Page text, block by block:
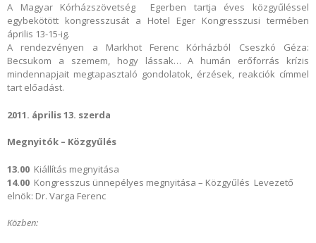
A Magyar Kórházszövetség Egerben tartja éves közgyűléssel
egybekötött kongresszusát a Hotel Eger Kongresszusi termében
április 13-15-ig.
A rendezvényen a Markhot Ferenc Kórházból Cseszkó Géza:
Becsukom a szemem, hogy lássak… A humán erőforrás krízis
mindennapjait megtapasztaló gondolatok, érzések, reakciók címmel
tart előadást.
2011. április 13. szerda
Megnyitók – Közgyűlés
13.00 Kiállítás megnyitása
14.00 Kongresszus ünnepélyes megnyitása – Közgyűlés Levezető
elnök: Dr. Varga Ferenc
Közben: